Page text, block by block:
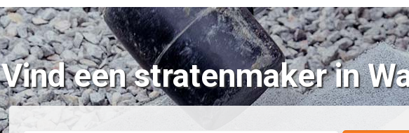
Vind een stratenmaker in